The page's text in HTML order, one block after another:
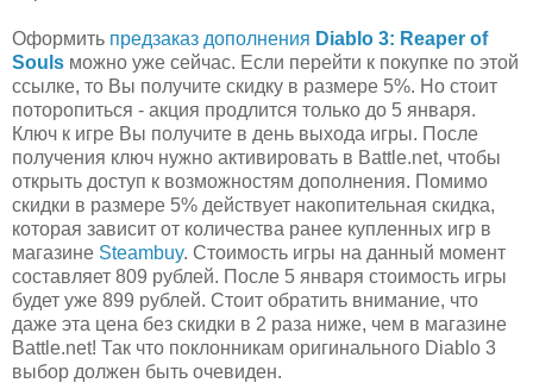
Оформить предзаказ дополнения Diablo 3: Reaper of
Souls можно уже сейчас. Если перейти к покупке по этой
ссылке, то Вы получите скидку в размере 5%. Но стоит
поторопиться - акция продлится только до 5 января.
Ключ к игре Вы получите в день выхода игры. После
получения ключ нужно активировать в Battle.net, чтобы
открыть доступ к возможностям дополнения. Помимо
скидки в размере 5% действует накопительная скидка,
которая зависит от количества ранее купленных игр в
магазине Steambuy. Стоимость игры на данный момент
составляет 809 рублей. После 5 января стоимость игры
будет уже 899 рублей. Стоит обратить внимание, что
даже эта цена без скидки в 2 раза ниже, чем в магазине
Battle.net! Так что поклонникам оригинального Diablo 3
выбор должен быть очевиден.